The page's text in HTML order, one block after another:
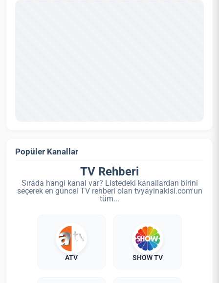
Popüler Kanallar
TV Rehberi
Sırada hangi kanal var? Listedeki kanallardan birini
seçerek en güncel TV rehberi olan tvyayinakisi.com'un
tüm...
ATV SHOW TV